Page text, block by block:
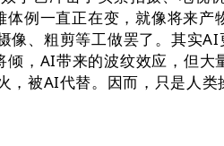
例一直正在变，就像将来
、粗剪等工做罢了。其实
，AI带来的波纹效应，但
被AI代替。因而，只是人